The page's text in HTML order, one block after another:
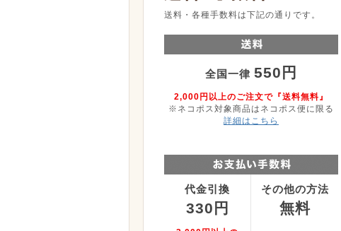
送料・各種手数料は下記の通りです。
全国一律 550円
2,000円以上のご注文で『送料無料』
※ネコポス対象商品はネコポス便に限る
詳細はこちら
代金引換
330円
その他の方法
無料